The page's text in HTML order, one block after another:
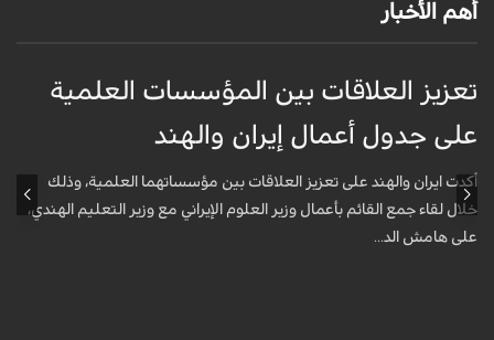
أهم الأخبار
تعزيز العلاقات بين المؤسسات العلمية
على جدول أعمال إيران والهند
أكدت ايران والهند على تعزيز العلاقات بين مؤسساتهما العلمية، وذلك
خلال لقاء جمع القائم بأعمال وزير العلوم الإيراني مع وزير التعليم الهندي،
على هامش الد...